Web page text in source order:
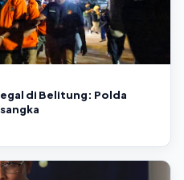
di Belitung: Polda